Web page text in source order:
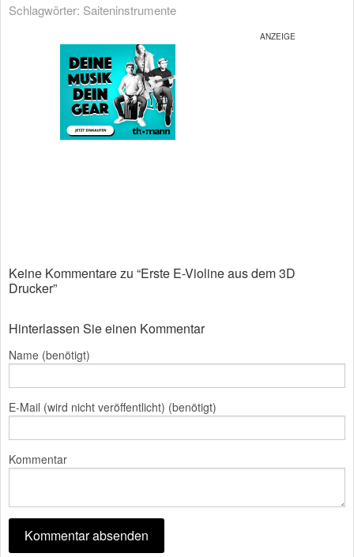
Schlagwörter: Saiteninstrumente
Keine Kommentare zu “Erste E-Violine aus dem 3D
Drucker”
Hinterlassen Sie einen Kommentar
Name (benötigt)
E-Mail (wird nicht veröffentlicht) (benötigt)
Kommentar